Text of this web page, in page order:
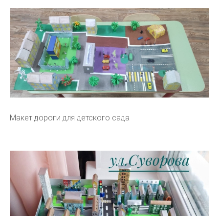
Макет дороги для детского сада